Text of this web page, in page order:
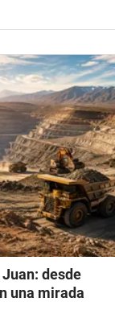
desde
una mirada